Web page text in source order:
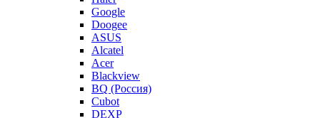
Google
Doogee
ASUS
Alcatel
Acer
Blackview
BQ (Россия)
Cubot
DEXP